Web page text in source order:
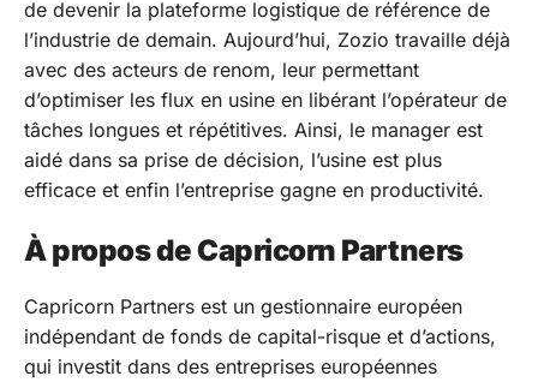
de devenir la plateforme logistique de référence de
l’industrie de demain. Aujourd’hui, Zozio travaille déjà
avec des acteurs de renom, leur permettant
d’optimiser les flux en usine en libérant l’opérateur de
tâches longues et répétitives. Ainsi, le manager est
aidé dans sa prise de décision, l’usine est plus
efficace et enfin l’entreprise gagne en productivité.
À propos de Capricorn Partners
Capricorn Partners est un gestionnaire européen
indépendant de fonds de capital-risque et d’actions,
qui investit dans des entreprises européennes